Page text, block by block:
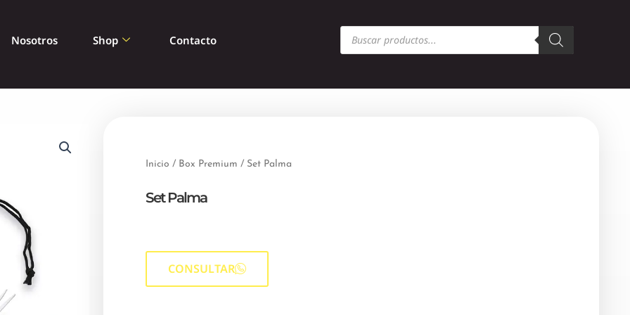
Nosotros Shop Contacto
Búsqueda
de
Inicio / Box Premium / Set Palma
Set Palma
CONSULTAR